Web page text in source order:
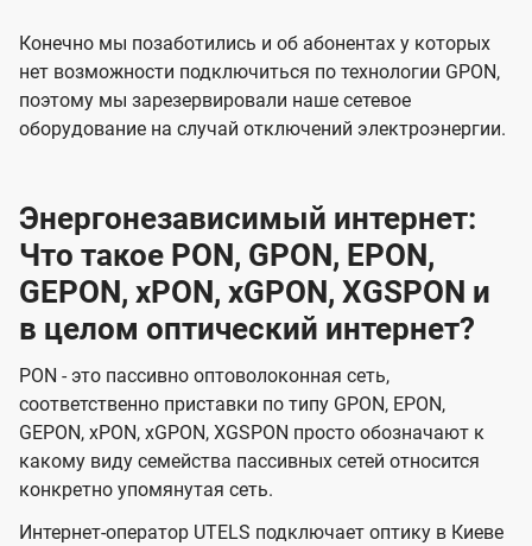
Конечно мы позаботились и об абонентах у которых
нет возможности подключиться по технологии GPON,
поэтому мы зарезервировали наше сетевое
оборудование на случай отключений электроэнергии.
Энергонезависимый интернет:
Что такое PON, GPON, EPON,
GEPON, xPON, xGPON, XGSPON и
в целом оптический интернет?
PON - это пассивно оптоволоконная сеть,
соответственно приставки по типу GPON, EPON,
GEPON, xPON, xGPON, XGSPON просто обозначают к
какому виду семейства пассивных сетей относится
конкретно упомянутая сеть.
Интернет-оператор UTELS подключает оптику в Киеве